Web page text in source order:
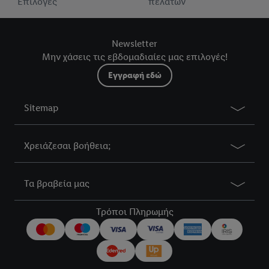
Newsletter
Μην χάσεις τις εβδομαδιαίες μας επιλογές!
Εγγραφή εδώ
Sitemap
Χρειάζεσαι βοήθεια;
Τα βραβεία μας
Τρόποι Πληρωμής